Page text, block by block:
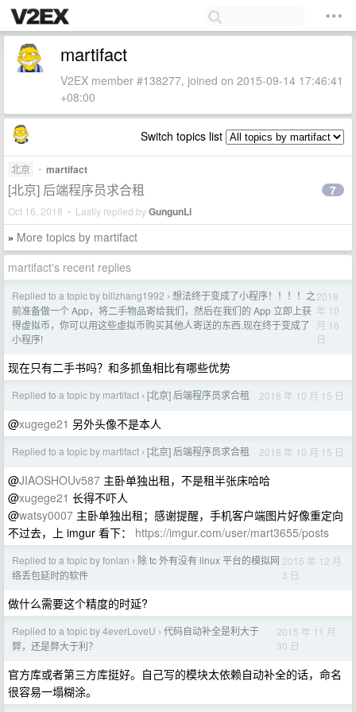
martifact
V2EX member #138277, joined on 2015-09-14 17:46:41
+08:00
Switch topics list
北京 • martifact
[北京] 后端程序员求合租
Oct 16, 2018 • Lastly replied byGungunLi
7
» More topics by martifact
martifact's recent replies
Replied to a topic by billzhang1992 › 想法终于变成了小程序！！！！之
前准备做一个 App，将二手物品寄给我们，然后在我们的 App 立即上获
得虚拟币，你可以用这些虚拟币购买其他人寄送的东西.现在终于变成了
小程序!
2018
年 10
月 16
日
现在只有二手书吗？和多抓鱼相比有哪些优势
Replied to a topic by martifact › [北京] 后端程序员求合租 2018 年 10 月 15 日
@xugege21 另外头像不是本人
Replied to a topic by martifact › [北京] 后端程序员求合租 2018 年 10 月 15 日
@JIAOSHOUv587 主卧单独出租，不是租半张床哈哈
@xugege21 长得不吓人
@watsy0007 主卧单独出租；感谢提醒，手机客户端图片好像重定向
不过去，上 imgur 看下： https://imgur.com/user/mart3655/posts
Replied to a topic by fonlan › 除 tc 外有没有 linux 平台的模拟网
络丢包延时的软件
2015 年 12 月
3 日
做什么需要这个精度的时延?
Replied to a topic by 4everLoveU › 代码自动补全是利大于
弊，还是弊大于利？
2015 年 11 月
30 日
官方库或者第三方库挺好。自己写的模块太依赖自动补全的话，命名
很容易一塌糊涂。